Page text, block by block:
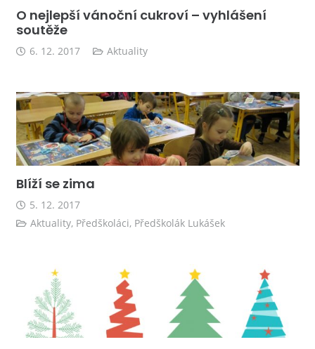
O nejlepší vánoční cukroví – vyhlášení
soutěže
6. 12. 2017 Aktuality
Blíží se zima
5. 12. 2017
Aktuality, Předškoláci, Předškolák Lukášek